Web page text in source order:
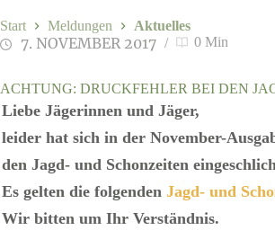
ACHTUNG: DRUCKFEHLER BEI DEN
Liebe Jägerinnen und Jäger,
leider hat sich in der November-
den Jagd- und Schonzeiten
Es gelten die folgenden Jagd- und
Wir bitten um Ihr Verständnis.
7. NOVEMBER 2017 0 Min
Start Meldungen Aktuelles